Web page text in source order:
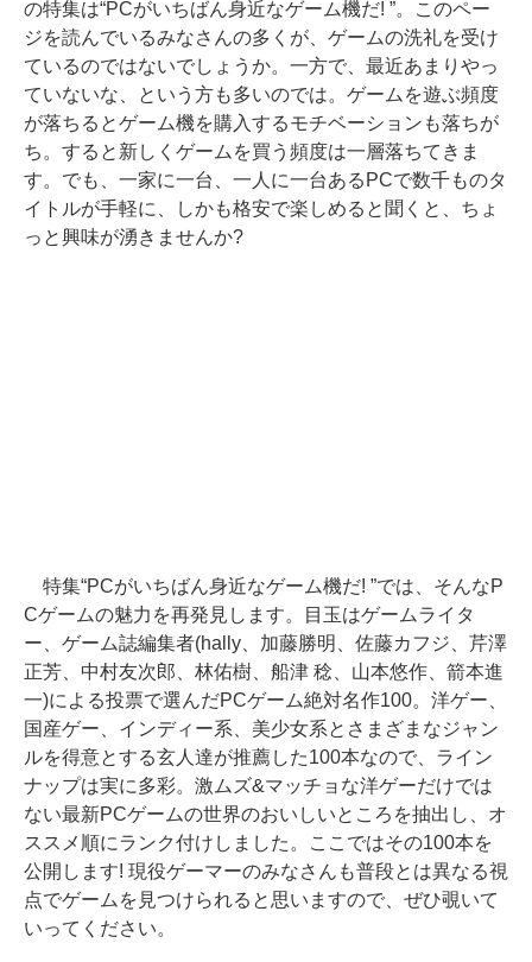
の特集は“PCがいちばん身近なゲーム機だ! ”。このペー
ジを読んでいるみなさんの多くが、ゲームの洗礼を受け
ているのではないでしょうか。一方で、最近あまりやっ
ていないな、という方も多いのでは。ゲームを遊ぶ頻度
が落ちるとゲーム機を購入するモチベーションも落ちが
ち。すると新しくゲームを買う頻度は一層落ちてきま
す。でも、一家に一台、一人に一台あるPCで数千ものタ
イトルが手軽に、しかも格安で楽しめると聞くと、ちょ
っと興味が湧きませんか?
特集“PCがいちばん身近なゲーム機だ! ”では、そんなP
Cゲームの魅力を再発見します。目玉はゲームライタ
ー、ゲーム誌編集者(hally、加藤勝明、佐藤カフジ、芹澤
正芳、中村友次郎、林佑樹、船津 稔、山本悠作、箭本進
一)による投票で選んだPCゲーム絶対名作100。洋ゲー、
国産ゲー、インディー系、美少女系とさまざまなジャン
ルを得意とする玄人達が推薦した100本なので、ライン
ナップは実に多彩。激ムズ&マッチョな洋ゲーだけでは
ない最新PCゲームの世界のおいしいところを抽出し、オ
ススメ順にランク付けしました。ここではその100本を
公開します! 現役ゲーマーのみなさんも普段とは異なる視
点でゲームを見つけられると思いますので、ぜひ覗いて
いってください。